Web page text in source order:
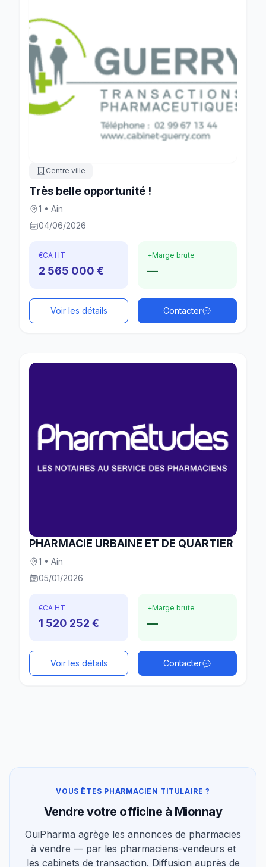
Centre ville
Très belle opportunité !
1 • Ain
04/06/2026
€CA HT
2 565 000 €
+Marge brute
—
Voir les détails Contacter
PHARMACIE URBAINE ET DE QUARTIER
1 • Ain
05/01/2026
€CA HT
1 520 252 €
+Marge brute
—
Voir les détails Contacter
VOUS ÊTES PHARMACIEN TITULAIRE ?
Vendre votre officine à Mionnay
OuiPharma agrège les annonces de pharmacies
à vendre — par les pharmaciens-vendeurs et
les cabinets de transaction. Diffusion auprès de